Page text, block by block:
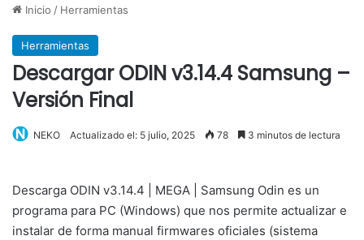
Inicio / Herramientas
Herramientas
Descargar ODIN v3.14.4 Samsung –
Versión Final
NEKO Actualizado el: 5 julio, 2025 78 3 minutos de lectura
Descarga ODIN v3.14.4 | MEGA | Samsung Odin es un
programa para PC (Windows) que nos permite actualizar e
instalar de forma manual firmwares oficiales (sistema